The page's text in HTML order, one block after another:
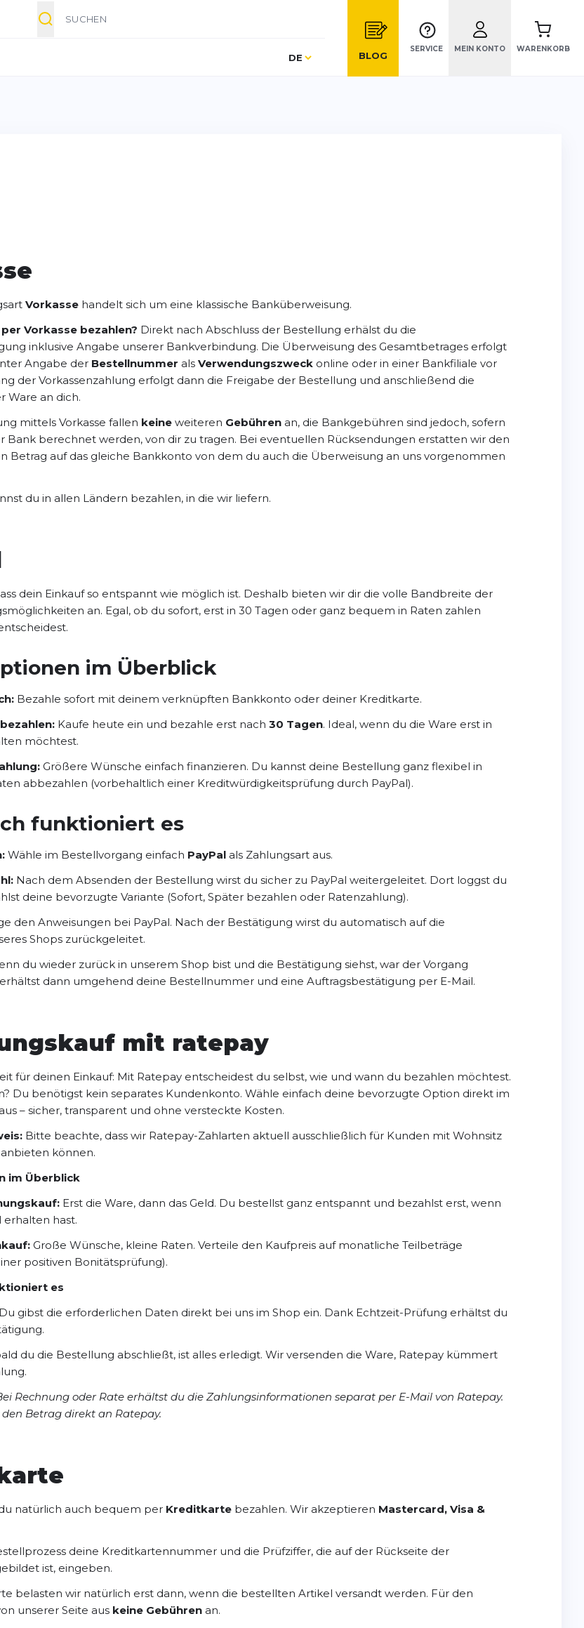
Sprache
DE BLOG
SERVICE MEIN KONTO WARENKORB
Vorkasse handelt sich um eine klassische Banküberweisung.
Vorkasse bezahlen? Direkt nach Abschluss der Bestellung erhälst du die
inklusive Angabe unserer Bankverbindung. Die Überweisung des Gesamtbetrages erfolgt
Angabe der Bestellnummer als Verwendungszweck online oder in einer Bankfiliale vor
der Vorkassenzahlung erfolgt dann die Freigabe der Bestellung und anschließend die
Ware an dich.
mittels Vorkasse fallen keine weiteren Gebühren an, die Bankgebühren sind jedoch, sofern
Bank berechnet werden, von dir zu tragen. Bei eventuellen Rücksendungen erstatten wir den
Betrag auf das gleiche Bankkonto von dem du auch die Überweisung an uns vorgenommen
du in allen Ländern bezahlen, in die wir liefern.
dein Einkauf so entspannt wie möglich ist. Deshalb bieten wir dir die volle Bandbreite der
an. Egal, ob du sofort, erst in 30 Tagen oder ganz bequem in Raten zahlen
im Überblick
Bezahle sofort mit deinem verknüpften Bankkonto oder deiner Kreditkarte.
Kaufe heute ein und bezahle erst nach 30 Tagen. Ideal, wenn du die Ware erst in
möchtest.
Größere Wünsche einfach finanzieren. Du kannst deine Bestellung ganz flexibel in
abbezahlen (vorbehaltlich einer Kreditwürdigkeitsprüfung durch PayPal).
funktioniert es
Wähle im Bestellvorgang einfach PayPal als Zahlungsart aus.
Nach dem Absenden der Bestellung wirst du sicher zu PayPal weitergeleitet. Dort loggst du
deine bevorzugte Variante (Sofort, Später bezahlen oder Ratenzahlung).
den Anweisungen bei PayPal. Nach der Bestätigung wirst du automatisch auf die
Shops zurückgeleitet.
du wieder zurück in unserem Shop bist und die Bestätigung siehst, war der Vorgang
dann umgehend deine Bestellnummer und eine Auftragsbestätigung per E-Mail.
mit ratepay
für deinen Einkauf: Mit Ratepay entscheidest du selbst, wie und wann du bezahlen möchtest.
Du benötigst kein separates Kundenkonto. Wähle einfach deine bevorzugte Option direkt im
– sicher, transparent und ohne versteckte Kosten.
Bitte beachte, dass wir Ratepay-Zahlarten aktuell ausschließlich für Kunden mit Wohnsitz
können.
im Überblick
Erst die Ware, dann das Geld. Du bestellst ganz entspannt und bezahlst erst, wenn
erhalten hast.
Große Wünsche, kleine Raten. Verteile den Kaufpreis auf monatliche Teilbeträge
positiven Bonitätsprüfung).
es
Du gibst die erforderlichen Daten direkt bei uns im Shop ein. Dank Echtzeit-Prüfung erhältst du
du die Bestellung abschließt, ist alles erledigt. Wir versenden die Ware, Ratepay kümmert
Rechnung oder Rate erhältst du die Zahlungsinformationen separat per E-Mail von Ratepay.
Betrag direkt an Ratepay.
natürlich auch bequem per Kreditkarte bezahlen. Wir akzeptieren Mastercard, Visa &
deine Kreditkartennummer und die Prüfziffer, die auf der Rückseite der
ist, eingeben.
belasten wir natürlich erst dann, wenn die bestellten Artikel versandt werden. Für den
unserer Seite aus keine Gebühren an.